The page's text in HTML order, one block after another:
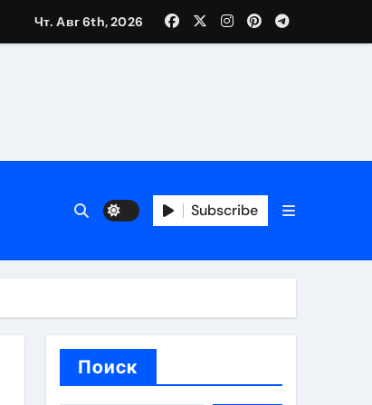
Чт. Авг 6th, 2026
Subscribe
Поиск